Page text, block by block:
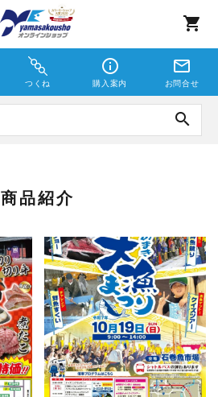
shopping_cart
つくね
info_outline
購入案内
mail_outline
お問合せ
search
商品紹介